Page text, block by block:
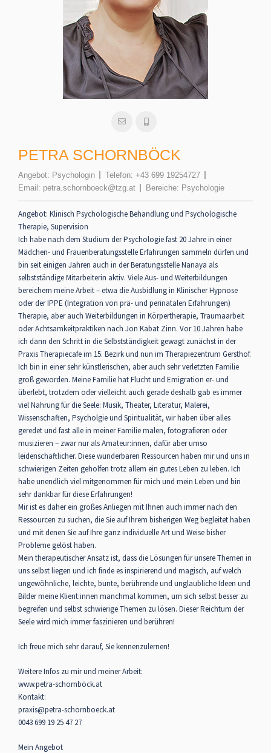
PETRA SCHORNBÖCK
Angebot: Psychologin Telefon: +43 699 19254727
Email: petra.schornboeck@tzg.at Bereiche: Psychologie
Angebot: Klinisch Psychologische Behandlung und Psychologische
Therapie, Supervision
Ich habe nach dem Studium der Psychologie fast 20 Jahre in einer
Mädchen- und Frauenberatungsstelle Erfahrungen sammeln dürfen und
bin seit einigen Jahren auch in der Beratungsstelle Nanaya als
selbstständige Mitarbeiterin aktiv. Viele Aus- und Weiterbildungen
bereichern meine Arbeit – etwa die Ausbidlung in Klinischer Hypnose
oder der IPPE (Integration von prä- und perinatalen Erfahrungen)
Therapie, aber auch Weiterbildungen in Körpertherapie, Traumaarbeit
oder Achtsamkeitpraktiken nach Jon Kabat Zinn. Vor 10 Jahren habe
ich dann den Schritt in die Selbstständigkeit gewagt zunächst in der
Praxis Therapiecafe im 15. Bezirk und nun im Therapiezentrum Gersthof.
Ich bin in einer sehr künstlerischen, aber auch sehr verletzten Familie
groß geworden. Meine Familie hat Flucht und Emigration er- und
überlebt, trotzdem oder vielleicht auch gerade deshalb gab es immer
viel Nahrung für die Seele: Musik, Theater, Literatur, Malerei,
Wissenschaften, Psycholgie und Spiritualität, wir haben über alles
geredet und fast alle in meiner Familie malen, fotografieren oder
musizieren – zwar nur als Amateur:innen, dafür aber umso
leidenschaftlicher. Diese wunderbaren Ressourcen haben mir und uns in
schwierigen Zeiten geholfen trotz allem ein gutes Leben zu leben. Ich
habe unendlich viel mitgenommen für mich und mein Leben und bin
sehr dankbar für diese Erfahrungen!
Mir ist es daher ein großes Anliegen mit Ihnen auch immer nach den
Ressourcen zu suchen, die Sie auf Ihrem bisherigen Weg begleitet haben
und mit denen Sie auf Ihre ganz individuelle Art und Weise bisher
Probleme gelöst haben.
Mein therapeutischer Ansatz ist, dass die Lösungen für unsere Themen in
uns selbst liegen und ich finde es inspirierend und magisch, auf welch
ungewöhnliche, leichte, bunte, berührende und unglaubliche Ideen und
Bilder meine Klient:innen manchmal kommen, um sich selbst besser zu
begreifen und selbst schwierige Themen zu lösen. Dieser Reichtum der
Seele wird mich immer faszinieren und berühren!
Ich freue mich sehr darauf, Sie kennenzulernen!
Weitere Infos zu mir und meiner Arbeit:
www.petra-schornböck.at
Kontakt:
praxis@petra-schornboeck.at
0043 699 19 25 47 27
Mein Angebot